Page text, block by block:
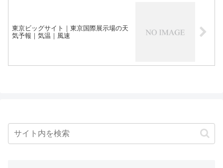
東京ビッグサイト｜東京国際展示場の天
気予報｜気温｜風速